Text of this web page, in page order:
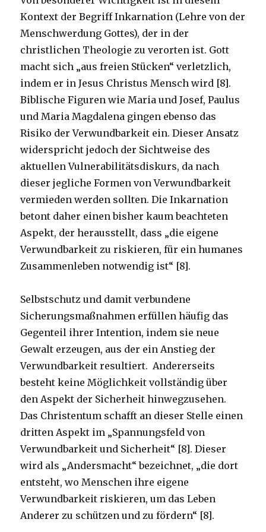
Kontext der Begriff Inkarnation (Lehre von der
Menschwerdung Gottes), der in der
christlichen Theologie zu verorten ist. Gott
macht sich „aus freien Stücken“ verletzlich,
indem er in Jesus Christus Mensch wird [8].
Biblische Figuren wie Maria und Josef, Paulus
und Maria Magdalena gingen ebenso das
Risiko der Verwundbarkeit ein. Dieser Ansatz
widerspricht jedoch der Sichtweise des
aktuellen Vulnerabilitätsdiskurs, da nach
dieser jegliche Formen von Verwundbarkeit
vermieden werden sollten. Die Inkarnation
betont daher einen bisher kaum beachteten
Aspekt, der herausstellt, dass „die eigene
Verwundbarkeit zu riskieren, für ein humanes
Zusammenleben notwendig ist“ [8].
Selbstschutz und damit verbundene
Sicherungsmaßnahmen erfüllen häufig das
Gegenteil ihrer Intention, indem sie neue
Gewalt erzeugen, aus der ein Anstieg der
Verwundbarkeit resultiert. Andererseits
besteht keine Möglichkeit vollständig über
den Aspekt der Sicherheit hinwegzusehen.
Das Christentum schafft an dieser Stelle einen
dritten Aspekt im „Spannungsfeld von
Verwundbarkeit und Sicherheit“ [8]. Dieser
wird als „Andersmacht“ bezeichnet, „die dort
entsteht, wo Menschen ihre eigene
Verwundbarkeit riskieren, um das Leben
Anderer zu schützen und zu fördern“ [8].